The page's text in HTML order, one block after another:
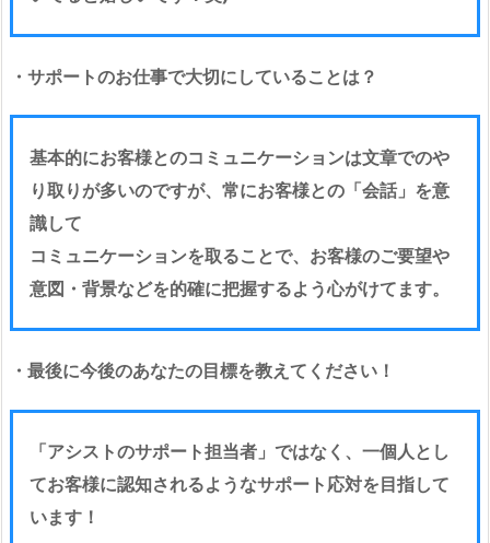
・サポートのお仕事で大切にしていることは？
基本的にお客様とのコミュニケーションは文章でのや
り取りが多いのですが、常にお客様との「会話」を意
識して
コミュニケーションを取ることで、お客様のご要望や
意図・背景などを的確に把握するよう心がけてます。
・最後に今後のあなたの目標を教えてください！
「アシストのサポート担当者」ではなく、一個人とし
てお客様に認知されるようなサポート応対を目指して
います！